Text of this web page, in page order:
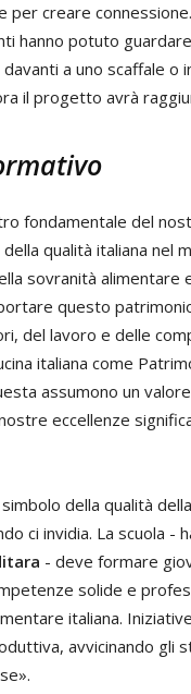
per creare
hanno potuto
a uno scaffale o
il progetto avrà
fondamentale del
qualità italiana nel
sovranità alimentare
questo
del lavoro e delle
italiana come
assumono un
eccellenze
della qualità
ci invidia. La scuola -
- deve formare
solide e
italiana.
avvicinando gli